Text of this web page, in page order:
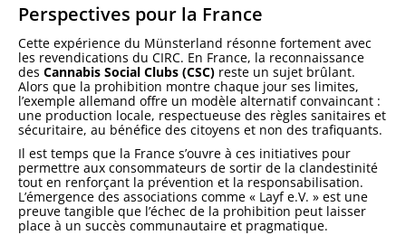
Perspectives pour la France
Cette expérience du Münsterland résonne fortement avec
les revendications du CIRC. En France, la reconnaissance
des Cannabis Social Clubs (CSC) reste un sujet brûlant.
Alors que la prohibition montre chaque jour ses limites,
l’exemple allemand offre un modèle alternatif convaincant :
une production locale, respectueuse des règles sanitaires et
sécuritaire, au bénéfice des citoyens et non des trafiquants.
Il est temps que la France s’ouvre à ces initiatives pour
permettre aux consommateurs de sortir de la clandestinité
tout en renforçant la prévention et la responsabilisation.
L’émergence des associations comme « Layf e.V. » est une
preuve tangible que l’échec de la prohibition peut laisser
place à un succès communautaire et pragmatique.